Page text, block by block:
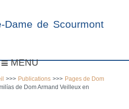
Dame de Scourmont
MENU
>>> Publications >>> Pages de Dom
de Dom Armand Veilleux en